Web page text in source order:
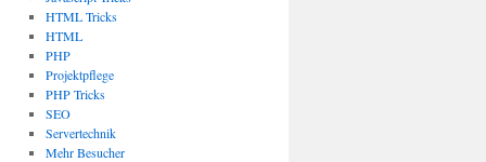
HTML Tricks
HTML
PHP
Projektpflege
PHP Tricks
SEO
Servertechnik
Mehr Besucher